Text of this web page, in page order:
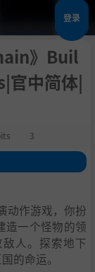
登录
》Buil
官中简体|
3
动作游戏，你扮
造一个怪物的领
人。探索地下
的命运。